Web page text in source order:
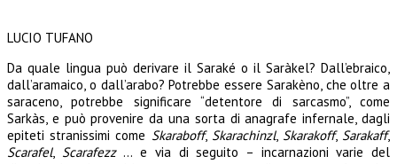
LUCIO TUFANO
Da quale lingua può derivare il Saraké o il Saràkel? Dall’ebraico,
dall’aramaico, o dall’arabo? Potrebbe essere Sarakèno, che oltre a
saraceno, potrebbe significare “detentore di sarcasmo”, come
Sarkàs, e può provenire da una sorta di anagrafe infernale, dagli
epiteti stranissimi come Skaraboff, Skarachinzl, Skarakoff, Sarakaff,
Scarafel, Scarafezz… e via di seguito – incarnazioni varie del